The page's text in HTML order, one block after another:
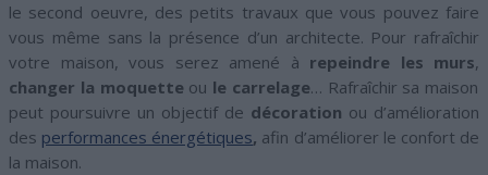
le second oeuvre, des petits travaux que vous pouvez faire
vous même sans la présence d’un architecte. Pour rafraîchir
votre maison, vous serez amené à repeindre les murs,
changer la moquette ou le carrelage… Rafraîchir sa maison
peut poursuivre un objectif de décoration ou d’amélioration
des performances énergétiques, afin d’améliorer le confort de
la maison.